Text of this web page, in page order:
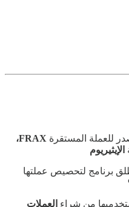
للعملة المستقرة FRAX،
الإيثيريوم
برنامج لتحصيص عملتها
من شراء العملات